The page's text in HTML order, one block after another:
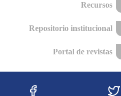
Recursos
Repositorio institucional
Portal de revistas